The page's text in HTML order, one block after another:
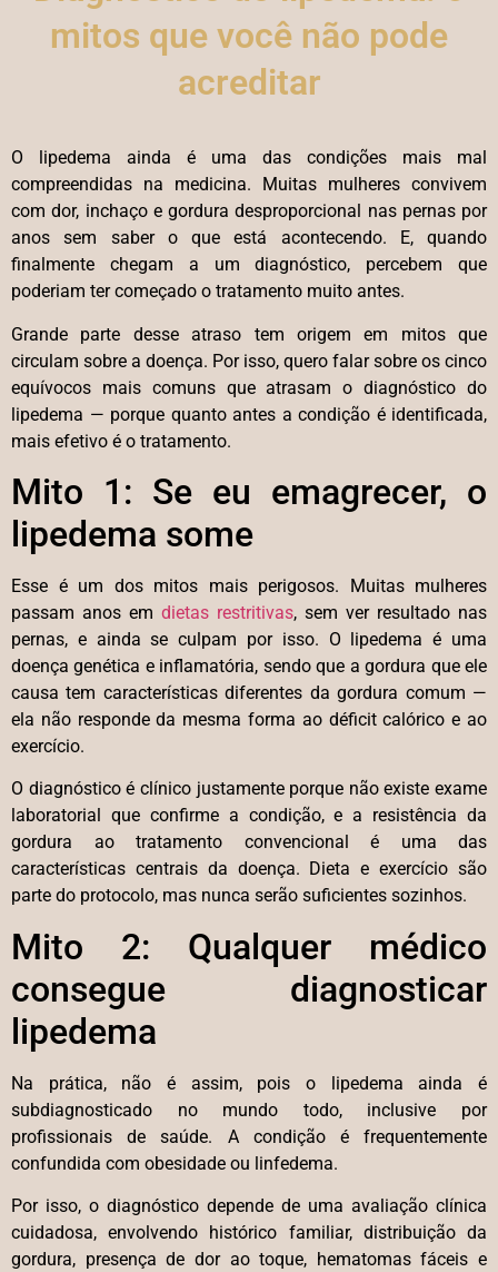
mitos que você não pode
acreditar
O lipedema ainda é uma das condições mais mal
compreendidas na medicina. Muitas mulheres convivem
com dor, inchaço e gordura desproporcional nas pernas por
anos sem saber o que está acontecendo. E, quando
finalmente chegam a um diagnóstico, percebem que
poderiam ter começado o tratamento muito antes.
Grande parte desse atraso tem origem em mitos que
circulam sobre a doença. Por isso, quero falar sobre os cinco
equívocos mais comuns que atrasam o diagnóstico do
lipedema — porque quanto antes a condição é identificada,
mais efetivo é o tratamento.
Mito 1: Se eu emagrecer, o
lipedema some
Esse é um dos mitos mais perigosos. Muitas mulheres
passam anos em dietas restritivas, sem ver resultado nas
pernas, e ainda se culpam por isso. O lipedema é uma
doença genética e inflamatória, sendo que a gordura que ele
causa tem características diferentes da gordura comum —
ela não responde da mesma forma ao déficit calórico e ao
exercício.
O diagnóstico é clínico justamente porque não existe exame
laboratorial que confirme a condição, e a resistência da
gordura ao tratamento convencional é uma das
características centrais da doença. Dieta e exercício são
parte do protocolo, mas nunca serão suficientes sozinhos.
Mito 2: Qualquer médico
consegue diagnosticar
lipedema
Na prática, não é assim, pois o lipedema ainda é
subdiagnosticado no mundo todo, inclusive por
profissionais de saúde. A condição é frequentemente
confundida com obesidade ou linfedema.
Por isso, o diagnóstico depende de uma avaliação clínica
cuidadosa, envolvendo histórico familiar, distribuição da
gordura, presença de dor ao toque, hematomas fáceis e